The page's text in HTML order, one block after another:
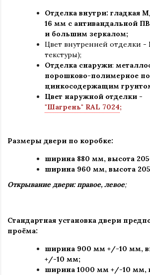
Отделка внутри: гладкая
16 мм с антивандальной
и большим зеркалом;
Цвет внутренней отделки -
текстуры);
Отделка снаружи:
порошково-полимерное
цинкосодержащим
Цвет наружной отделки -
"Шагрень" RAL 7024;
Размеры двери по коробке:
ширина 880 мм, высота
ширина 960 мм, высота
Открывание двери: правое, левое;
Стандартная установка двери
проёма:
ширина 900 мм +/-10 мм,
+/-10 мм;
ширина 1000 мм +/-10 мм,